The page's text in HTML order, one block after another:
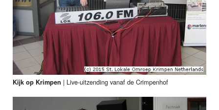
Kijk op Krimpen | Live-uitzending vanaf de Crimpenhof